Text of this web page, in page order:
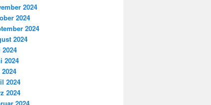
2024
2024
2024
2024
2024
2024
2024
2024